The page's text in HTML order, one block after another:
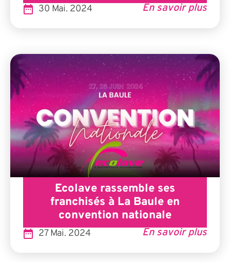
30 Mai. 2024 En savoir plus
Ecolave rassemble ses
franchisés à La Baule en
convention nationale
27 Mai. 2024 En savoir plus